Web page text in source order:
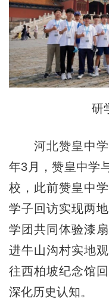
研
河北赞皇中学
年3月，赞皇中学
校，此前赞皇中
学子回访实现两
学团共同体验漆
进牛山沟村实地
往西柏坡纪念馆
深化历史认知。